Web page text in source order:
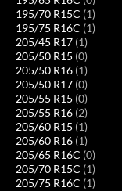
195/70 R15C (1)
195/75 R16C (1)
205/45 R17 (1)
205/50 R15 (0)
205/50 R16 (1)
205/50 R17 (0)
205/55 R15 (0)
205/55 R16 (2)
205/60 R15 (1)
205/60 R16 (1)
205/65 R16C (0)
205/70 R15C (1)
205/75 R16C (1)